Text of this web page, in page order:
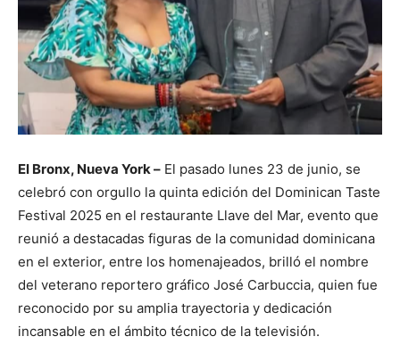
El Bronx, Nueva York – El pasado lunes 23 de junio, se
celebró con orgullo la quinta edición del Dominican Taste
Festival 2025 en el restaurante Llave del Mar, evento que
reunió a destacadas figuras de la comunidad dominicana
en el exterior, entre los homenajeados, brilló el nombre
del veterano reportero gráfico José Carbuccia, quien fue
reconocido por su amplia trayectoria y dedicación
incansable en el ámbito técnico de la televisión.